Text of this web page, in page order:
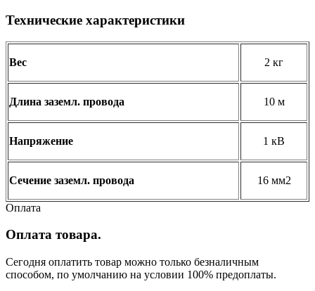
Технические характеристики
Вес 2 кг
Длина заземл. провода 10 м
Напряжение 1 кВ
Сечение заземл. провода 16 мм2
Оплата
Оплата товара.
Сегодня оплатить товар можно только безналичным
способом, по умолчанию на условии 100% предоплаты.